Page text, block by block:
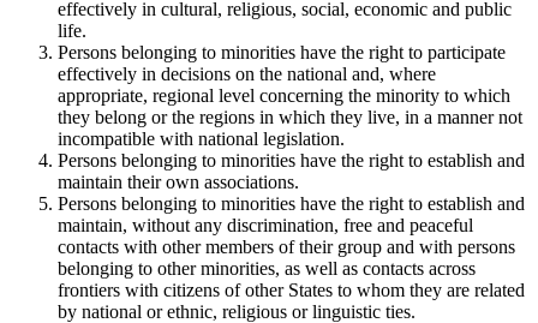
effectively in cultural, religious, social, economic and public
life.
Persons belonging to minorities have the right to participate
effectively in decisions on the national and, where
appropriate, regional level concerning the minority to which
they belong or the regions in which they live, in a manner not
incompatible with national legislation.
Persons belonging to minorities have the right to establish and
maintain their own associations.
Persons belonging to minorities have the right to establish and
maintain, without any discrimination, free and peaceful
contacts with other members of their group and with persons
belonging to other minorities, as well as contacts across
frontiers with citizens of other States to whom they are related
by national or ethnic, religious or linguistic ties.